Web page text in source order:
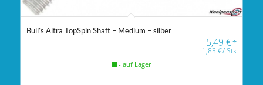
Bull’s Altra TopSpin Shaft – Medium – silber
5,49€*
1,83€/Stk
- auf Lager